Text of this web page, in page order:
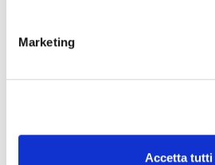
Marketing
Accetta tutti